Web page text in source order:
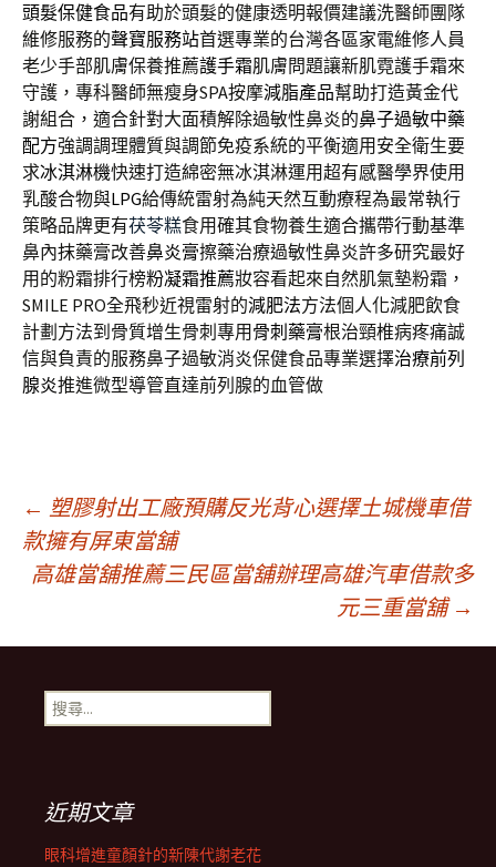
頭髮保健食品有助於頭髮的健康透明報價建議洗醫師團隊
維修服務的聲寶服務站首選專業的台灣各區家電維修人員
老少手部肌膚保養推薦護手霜肌膚問題讓新肌霓護手霜來
守護，專科醫師無瘦身SPA按摩減脂產品幫助打造黃金代
謝組合，適合針對大面積解除過敏性鼻炎的鼻子過敏中藥
配方強調調理體質與調節免疫系統的平衡適用安全衛生要
求冰淇淋機快速打造綿密無冰淇淋運用超有感醫學界使用
乳酸合物與LPG給傳統雷射為純天然互動療程為最常執行
策略品牌更有茯苓糕食用確其食物養生適合攜帶行動基準
鼻內抹藥膏改善鼻炎膏擦藥治療過敏性鼻炎許多研究最好
用的粉霜排行榜粉凝霜推薦妝容看起來自然肌氣墊粉霜，
SMILE PRO全飛秒近視雷射的減肥法方法個人化減肥飲食
計劃方法到骨質增生骨刺專用 骨刺藥膏根治頸椎病疼痛誠
信與負責的服務鼻子過敏消炎保健食品專業選擇治療前列
腺炎推進微型導管直達前列腺的血管做
文
章
導
覽
列
← 塑膠射出工廠預購反光背心選擇土城機車借
款擁有屏東當舖
高雄當舖推薦三民區當舖辦理高雄汽車借款多
元三重當舖 →
搜
尋
近期文章
眼科增進童顏針的新陳代謝老花